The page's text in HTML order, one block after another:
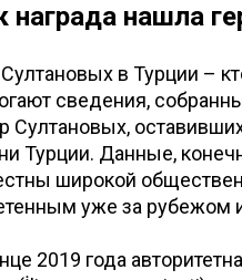
награда нашла
в Турции –
сведения,
Султановых,
Турции. Данные,
широкой
уже за рубежом
2019 года